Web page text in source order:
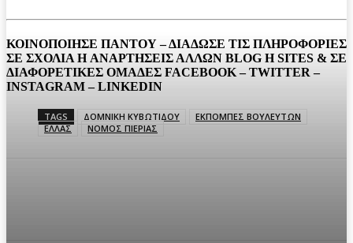
ΚΟΙΝΟΠΟΙΗΣΕ ΠΑΝΤΟΥ – ΔΙΑΔΩΣΕ ΤΙΣ ΠΛΗΡΟΦΟΡΙΕΣ
ΣΕ ΣΧΟΛΙΑ H ΑΝAΡΤΗΣΕΙΣ ΑΛΛΩΝ BLOG H SITES & ΣΕ
ΔΙΑΦΟΡΕTIKEΣ ΟΜΑΔΕΣ FACEBOOK – TWITTER –
INSTAGRAM – LINKEDIN
TAGS ΔΟΜΝΙΚΗ ΚΥΒΩΤΙΔΟΥ
ΕΚΠΟΜΠΕΣ ΒΟΥΛΕΥΤΩΝ
ΕΛΛΑΣ
ΝΟΜΟΣ ΠΙΕΡΙΑΣ